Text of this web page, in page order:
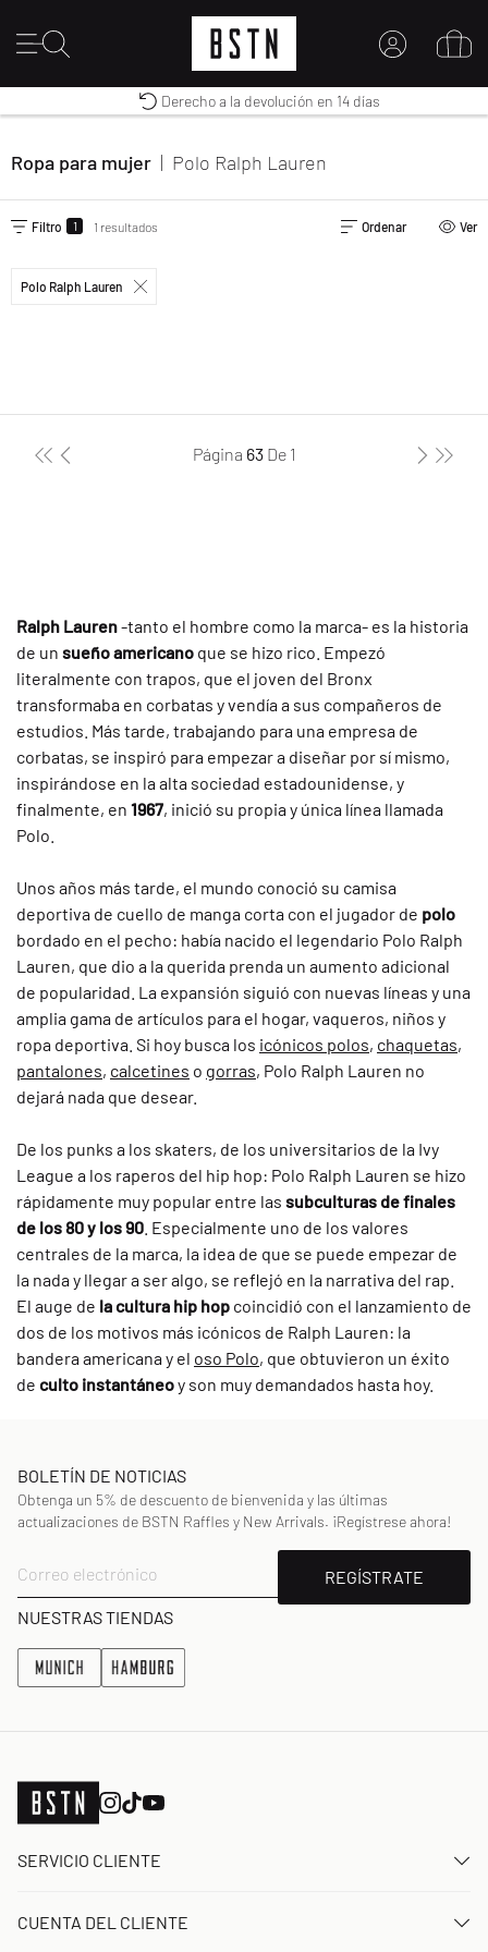
MI CUENTA
Envío gratuito a España desde € 100
Premium Sportswear
Derecho a la devolución en 14 días
Ropa para mujer | Polo Ralph Lauren
Filtro 1 1 resultados Ordenar Ver
Polo Ralph Lauren
Página 63 De 1
Ralph Lauren-tanto el hombre como la marca- es la historia
de un sueño americano que se hizo rico. Empezó
literalmente con trapos, que el joven del Bronx
transformaba en corbatas y vendía a sus compañeros de
estudios. Más tarde, trabajando para una empresa de
corbatas, se inspiró para empezar a diseñar por sí mismo,
inspirándose en la alta sociedad estadounidense, y
finalmente, en 1967, inició su propia y única línea llamada
Polo.
Unos años más tarde, el mundo conoció su camisa
deportiva de cuello de manga corta con el jugador de polo
bordado en el pecho: había nacido el legendario Polo Ralph
Lauren, que dio a la querida prenda un aumento adicional
de popularidad. La expansión siguió con nuevas líneas y una
amplia gama de artículos para el hogar, vaqueros, niños y
ropa deportiva. Si hoy busca los icónicos polos, chaquetas,
pantalones, calcetines o gorras, Polo Ralph Lauren no
dejará nada que desear.
De los punks a los skaters, de los universitarios de la Ivy
League a los raperos del hip hop: Polo Ralph Lauren se hizo
rápidamente muy popular entre las subculturas de finales
de los 80 y los 90 . Especialmente uno de los valores
centrales de la marca, la idea de que se puede empezar de
la nada y llegar a ser algo, se reflejó en la narrativa del rap.
El auge de la cultura hip hop coincidió con el lanzamiento de
dos de los motivos más icónicos de Ralph Lauren: la
bandera americana y el oso Polo, que obtuvieron un éxito
de culto instantáneoy son muy demandados hasta hoy.
BOLETÍN DE NOTICIAS
Obtenga un 5% de descuento de bienvenida y las últimas
actualizaciones de BSTN Raffles y New Arrivals. ¡Regístrese ahora!
Correo electrónico
REGÍSTRATE
NUESTRAS TIENDAS
SERVICIO CLIENTE
Preguntas frecuentes
CUENTA DEL CLIENTE